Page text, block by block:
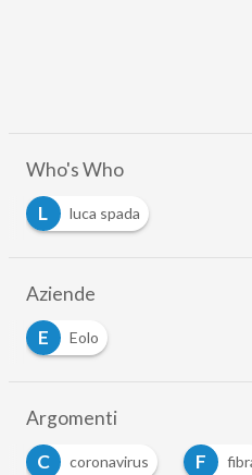
Who's Who
L
luca spada
Aziende
E
Eolo
Argomenti
C
coronavirus F fibra